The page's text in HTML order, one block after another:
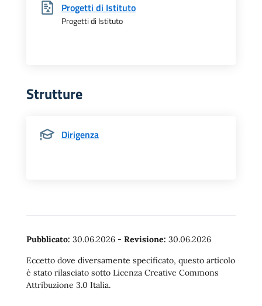
Progetti di Istituto
Progetti di Istituto
Strutture
Dirigenza
Pubblicato: 30.06.2026 - Revisione: 30.06.2026
Eccetto dove diversamente specificato, questo articolo
è stato rilasciato sotto Licenza Creative Commons
Attribuzione 3.0 Italia.